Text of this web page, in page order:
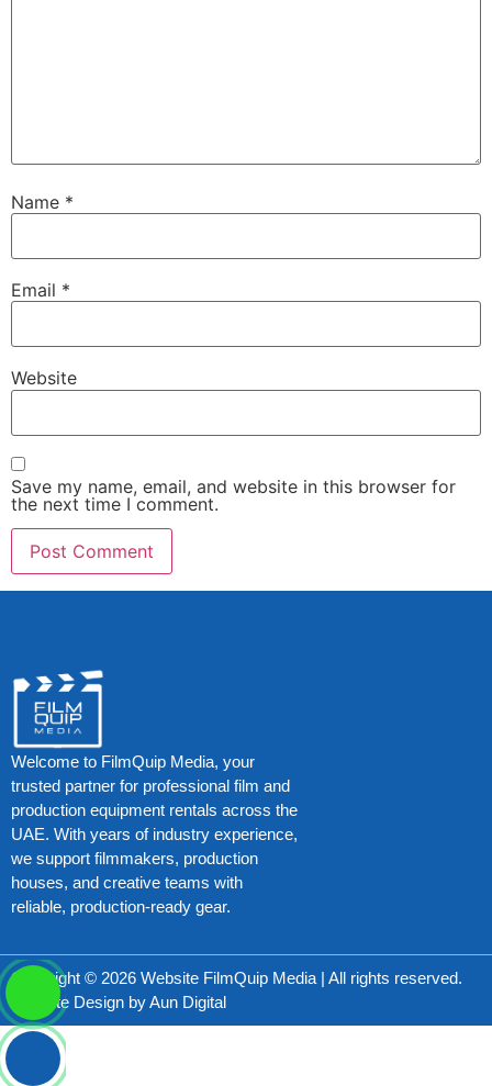
Name *
Email *
Website
Save my name, email, and website in this browser for
the next time I comment.
Welcome to FilmQuip Media, your
trusted partner for professional film and
production equipment rentals across the
UAE. With years of industry experience,
we support filmmakers, production
houses, and creative teams with
reliable, production-ready gear.
Copyright © 2026 Website FilmQuip Media | All rights reserved.
Website Design byAun Digital